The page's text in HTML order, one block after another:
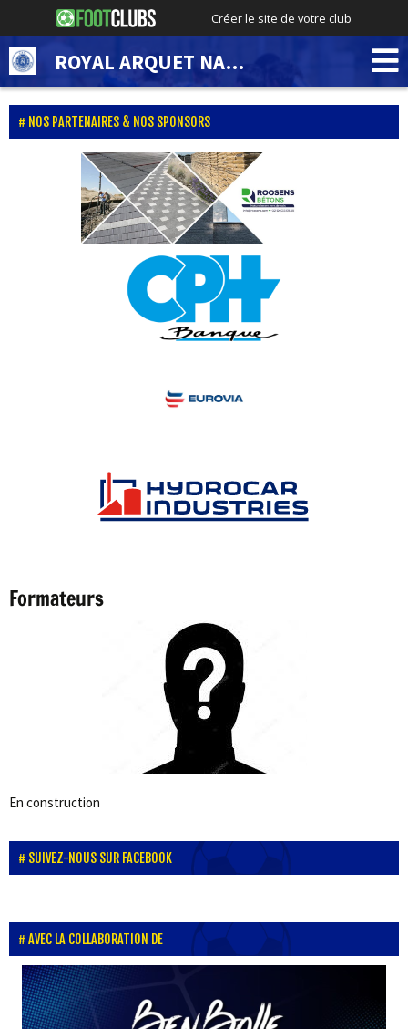
Créer le site de votre club
ROYAL ARQUET NAMUR FC
NOS PARTENAIRES & NOS SPONSORS
Formateurs
En construction
SUIVEZ-NOUS SUR FACEBOOK
AVEC LA COLLABORATION DE